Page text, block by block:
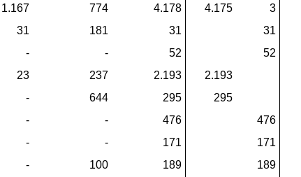
1.167 774 4.178 4.175
3
31 181 31
31
- - 52
52
23 237 2.193
2.193
- 644 295
295
- - 476
476
- - 171
171
- 100 189
189